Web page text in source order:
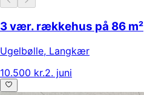
3 vær. rækkehus på 86 m²
Ugelbølle, Langkær
10.500 kr.2. juni